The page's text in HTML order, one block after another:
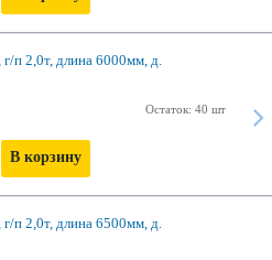
п 2,0т, длина 6000мм, д.
Остаток: 40 шт
В корзину
п 2,0т, длина 6500мм, д.